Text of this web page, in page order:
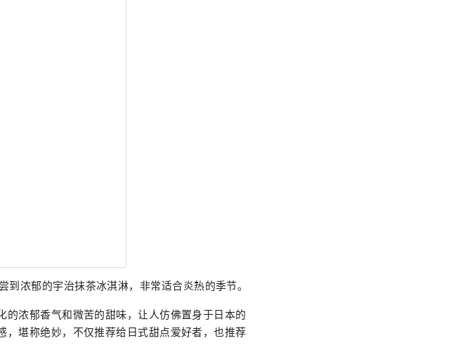
浓郁的宇治抹茶冰淇淋，非常适合炎热的季节。
浓郁香气和微苦的甜味，让人仿佛置身于日本的
堪称绝妙，不仅推荐给日式甜点爱好者，也推荐